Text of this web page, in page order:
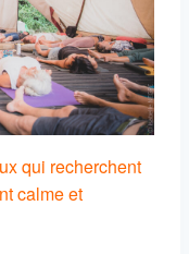
qui recherchent
calme et